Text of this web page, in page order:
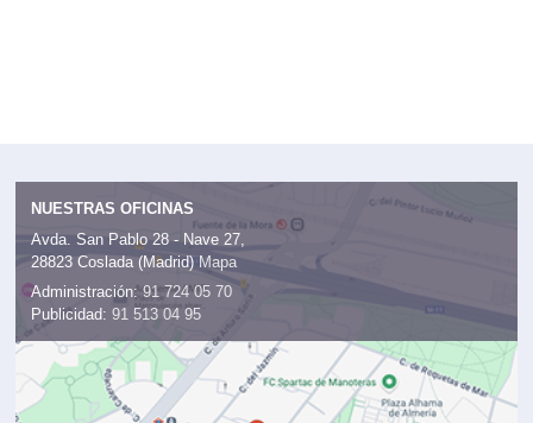
NUESTRAS OFICINAS
Avda. San Pablo 28 - Nave 27,
28823 Coslada (Madrid) Mapa
Administración: 91 724 05 70
Publicidad: 91 513 04 95